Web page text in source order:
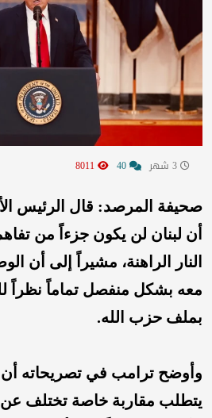
صحيفة المرصد: قال الرئيس
أن لبنان لن يكون جزءاً من
النار الراهنة، مشيراً إلى أن
معه بشكل منفصل تماماً نظراً
بملف حزب الله.
وأوضح ترامب في تصريحاته أن
يتطلب مقاربة خاصة تختلف عن